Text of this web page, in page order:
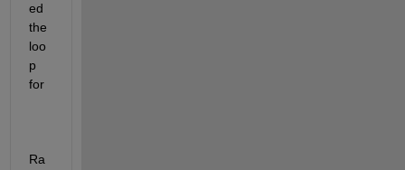
ed
the
loo
p
for
Ra